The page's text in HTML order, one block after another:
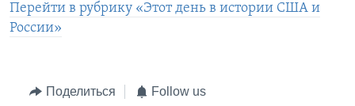
Перейти в рубрику «Этот день в истории США и
России»
Поделиться Follow us